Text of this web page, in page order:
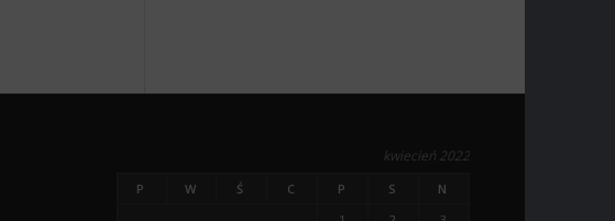
kwiecień 2022
P W Ś C P S
N